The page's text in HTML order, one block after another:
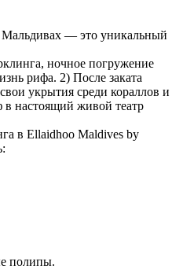
— это уникальный
ночное погружение
рифа. 2) После заката
укрытия среди кораллов и
в настоящий живой театр
в Ellaidhoo Maldives by
полипы.